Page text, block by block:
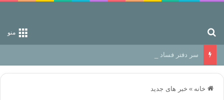
منو
سر دفتر فساد در زمین‌، دوری وکناره‌گیری از راه خداست‌!
خانه » خبر های جدید